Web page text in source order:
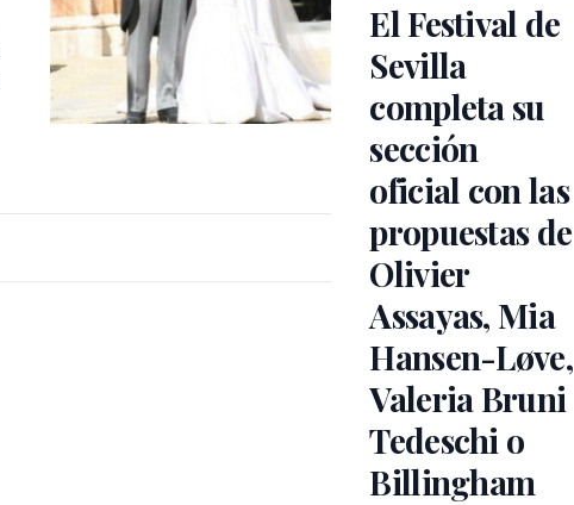
El Festival de
Sevilla
completa su
sección
oficial con las
propuestas de
Olivier
Assayas, Mia
Hansen-Løve,
Valeria Bruni
Tedeschi o
Billingham